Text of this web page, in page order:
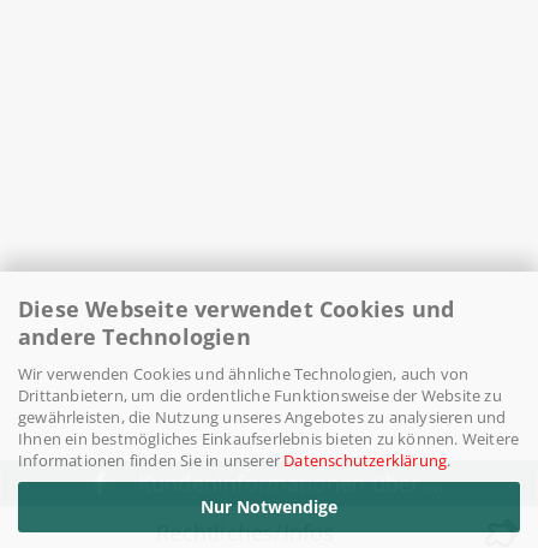
Diese Webseite verwendet Cookies und
andere Technologien
Wir verwenden Cookies und ähnliche Technologien, auch von
Drittanbietern, um die ordentliche Funktionsweise der Website zu
gewährleisten, die Nutzung unseres Angebotes zu analysieren und
Ihnen ein bestmögliches Einkaufserlebnis bieten zu können. Weitere
Informationen finden Sie in unserer Datenschutzerklärung.
Nur Notwendige
Kundeninformationen über ...
Rechtliches/Infos